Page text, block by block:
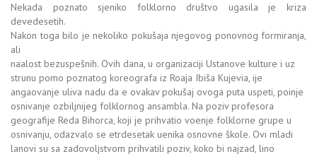
Nekada poznato sjeniko folklorno društvo ugasila je kriza
devedesetih.
Nakon toga bilo je nekoliko pokušaja njegovog ponovnog formiranja,
ali
naalost bezuspešnih. Ovih dana, u organizaciji Ustanove kulture i uz
strunu pomo poznatog koreografa iz Roaja Ibiša Kujevia, ije
angaovanje uliva nadu da e ovakav pokušaj ovoga puta uspeti, poinje
osnivanje ozbiljnijeg folklornog ansambla. Na poziv profesora
geografije Reda Bihorca, koji je prihvatio voenje folklorne grupe u
osnivanju, odazvalo se etrdesetak uenika osnovne škole. Ovi mladi
lanovi su sa zadovoljstvom prihvatili poziv, koko bi najzad, lino